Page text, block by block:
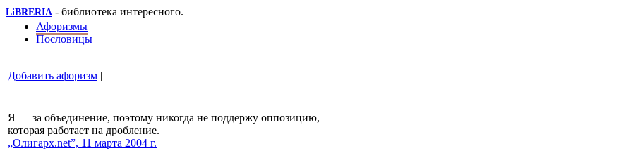
LiBRERIA - библиотека интересного.
Афоризмы
Пословицы
Добавить афоризм |
Я — за объединение, поэтому никогда не поддержу оппозицию,
которая работает на дробление.
„Олигарх.net”, 11 марта 2004 г.